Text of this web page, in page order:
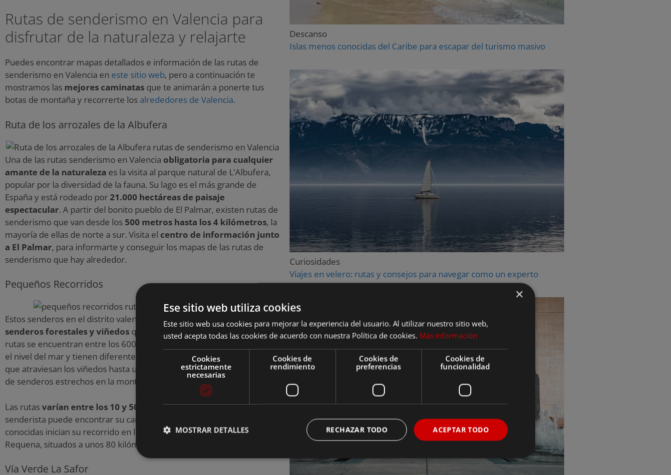
Rutas de senderismo en Valencia para
disfrutar de la naturaleza y relajarte
Puedes encontrar mapas detallados e información de las rutas de
senderismo en Valencia en este sitio web, pero a continuación te
mostramos las mejores caminatas que te animarán a ponerte tus
botas de montaña y recorrerte los alrededores de Valencia.
Ruta de los arrozales de la Albufera
Una de las rutas senderismo en Valencia obligatoria para cualquier
amante de la naturaleza es la visita al parque natural de L’Albufera,
popular por la diversidad de la fauna. Su lago es el más grande de
España y está rodeado por21.000 hectáreas de paisaje
espectacular. A partir del bonito pueblo de El Palmar, existen rutas de
senderismo que van desde los 500 metros hasta los 4 kilómetros, la
mayoría de ellas de norte a sur. Visita el centro de información junto
a El Palmar, para informarte y conseguir los mapas de las rutas de
senderismo que hay alrededor.
Pequeños Recorridos
Estos senderos en el distrito valenciano discurren a través de
senderos forestales y viñedos que llevan hasta las montañas. Las
rutas se encuentran entre los 600 y los 1300 metros de altitud sobre
el nivel del mar y tienen diferente dificultad, desde caminatas sencillas
que atraviesan los viñedos hasta una caminata larga que fluye a través
de senderos estrechos en la montaña.
Las rutasvarían entre los 10 y 50 kilómetros, por lo que cualquier
senderista puede encontrar su caminata ideal. Algunas de las más
conocidas inician su recorrido en los municipios de Alpuente y
Requena, situados a unos 80 kilómetros de la capital.
Vía Verde La Safor
Descanso
Islas menos conocidas del Caribe para escapar del turismo masivo
Curiosidades
Viajes en velero: rutas y consejos para navegar como un experto
×
Ese sitio web utiliza cookies
Este sitio web usa cookies para mejorar la experiencia del usuario. Al utilizar nuestro sitio web,
usted acepta todas las cookies de acuerdo con nuestra Política de cookies. Más información
Cookies
estrictamente
necesarias
Cookies de
rendimiento
Cookies de
preferencias
Cookies de
funcionalidad
ACEPTAR TODO
RECHAZAR TODO
MOSTRAR DETALLES